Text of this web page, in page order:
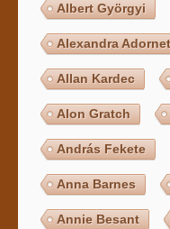
Albert Györgyi
Alexandra
Allan Kardec
Alon Gratch
András Fekete
Anna Barnes
Annie Besant